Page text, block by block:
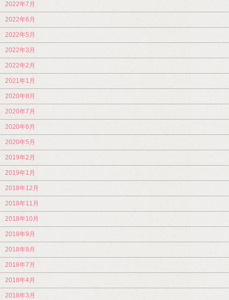
2022年7月
2022年6月
2022年5月
2022年3月
2022年2月
2021年1月
2020年8月
2020年7月
2020年6月
2020年5月
2019年2月
2019年1月
2018年12月
2018年11月
2018年10月
2018年9月
2018年8月
2018年7月
2018年4月
2018年3月